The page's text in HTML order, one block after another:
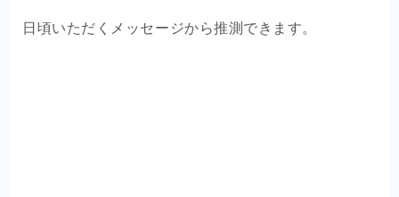
日頃いただくメッセージから推測できます。